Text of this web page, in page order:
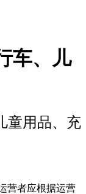
车、儿
童用品、充
营者应根据运营